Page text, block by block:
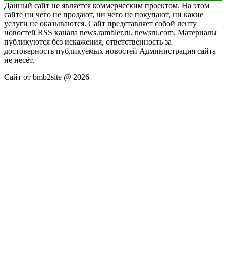
Данный сайт не является коммерческим проектом. На этом
сайте ни чего не продают, ни чего не покупают, ни какие
услуги не оказываются. Сайт представляет собой ленту
новостей RSS канала news.rambler.ru, newsru.com. Материалы
публикуются без искажения, ответственность за
достоверность публикуемых новостей Администрация сайта
не несёт.
Сайт от bmb2site @ 2026